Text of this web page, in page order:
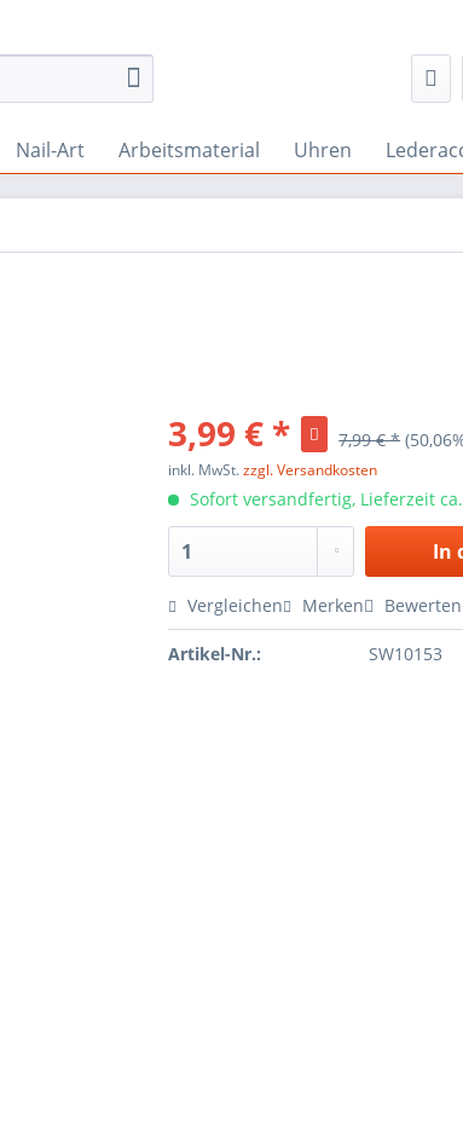
Nail-Art Arbeitsmaterial Uhren
3,99 € * 7,99 € *
inkl. MwSt.zzgl. Versandkosten
Sofort versandfertig, Lieferzeit
In
Vergleichen Merken Bewerten
Artikel-Nr.: SW10153